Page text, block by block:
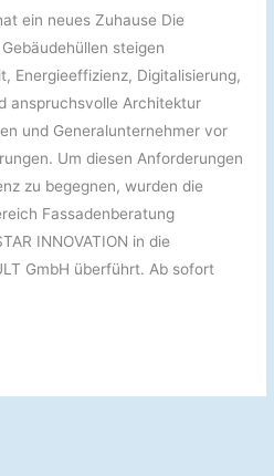
ein neues Zuhause Die
steigen
Energieeffizienz, Digitalisierung,
anspruchsvolle Architektur
und Generalunternehmer vor
Um diesen Anforderungen
zu begegnen, wurden die
Fassadenberatung
INNOVATION in die
GmbH überführt. Ab sofort